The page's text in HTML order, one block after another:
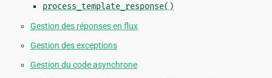
process_template_response()
Gestion des réponses en flux
Gestion des exceptions
Gestion du code asynchrone